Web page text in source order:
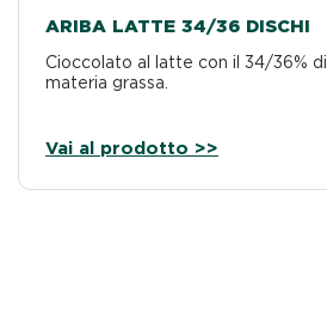
ARIBA LATTE 34/36 DISCHI
Cioccolato al latte con il 34/36% di
materia grassa.
Vai al prodotto >>